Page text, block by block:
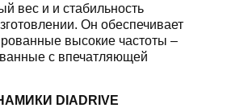
вес и и стабильность
Он обеспечивает
высокие частоты –
с впечатляющей
DIADRIVE